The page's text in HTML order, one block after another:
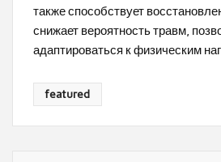
также способствует
снижает вероятность травм,
адаптироваться к физическим
featured